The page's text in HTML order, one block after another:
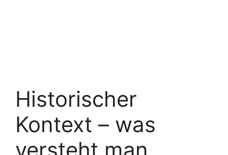
Historischer
Kontext – was
versteht man